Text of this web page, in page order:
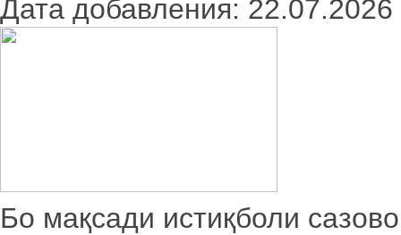
Дата добавления: 22.07.2026
Бо мақсади истиқболи